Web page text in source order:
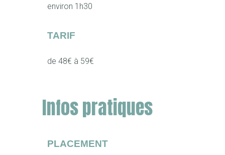
environ 1h30
TARIF
de 48€ à 59€
Infos pratiques
PLACEMENT